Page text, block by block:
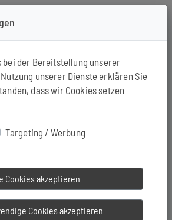
bei der Bereitstellung unserer
unserer Dienste erklären Sie
dass wir Cookies setzen
Targeting / Werbung
Cookies akzeptieren
Cookies akzeptieren